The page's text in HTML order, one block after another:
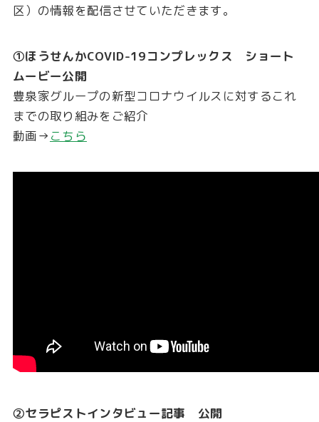
区）の情報を配信させていただきます。
①ほうせんかCOVID-19コンプレックス ショート
ムービー公開
豊泉家グループの新型コロナウイルスに対するこれ
までの取り組みをご紹介
動画→ こちら
②セラピストインタビュー記事 公開